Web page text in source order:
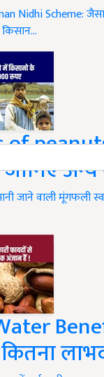
Nidhi Scheme:
जाने वाली मूंगफली